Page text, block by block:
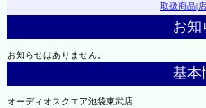
取扱商品|
お知
お知らせはありません。
基本
オーディオスクエア池袋東武店